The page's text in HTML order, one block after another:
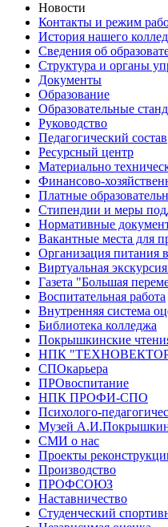
Новости
Контакты и режим
История нашего
Сведения об
Структура и органы
Документы
Образование
Образовательные
Руководство
Педагогический состав
Ресурсный центр
Материально
Финансово-
Платные
Стипендии и меры
Нормативные
Вакантные места для
Организация питания
Виртуальная
Газета "Большая
Воспитательная работа
Внутренняя система
Библиотека колледжа
Покрышкинские
НПК
СПОкарьера
ПРОвоспитание
НПК ПРОФИ-СПО
Психолого-
Музей
СМИ о нас
Проекты
Производство
ПРОФСОЮЗ
Наставничество
Студенческий